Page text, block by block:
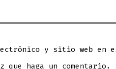
y sitio web en
que haga un comentario.